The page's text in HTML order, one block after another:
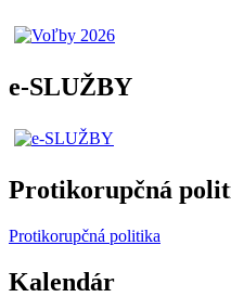
e-SLUŽBY
Protikorupčná
Protikorupčná politika
Kalendár